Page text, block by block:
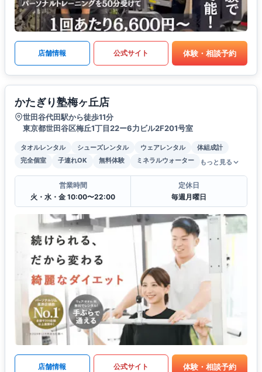
店舗情報 公式サイト 体験・相談予約
かたぎり塾梅ヶ丘店
世田谷代田駅から徒歩11分
東京都世田谷区梅丘1丁目22ー6力ビル2F201号室
タオルレンタル シューズレンタル ウェアレンタル
体組成計
完全個室
子連れOK 無料体験 ミネラルウォーター もっと見る
営業時間
火・水・金 10:00〜22:00
定休日
毎週月曜日
店舗情報 公式サイト 体験・相談予約